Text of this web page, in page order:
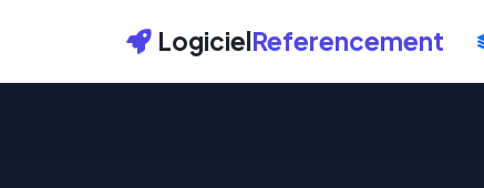
LogicielReferencement